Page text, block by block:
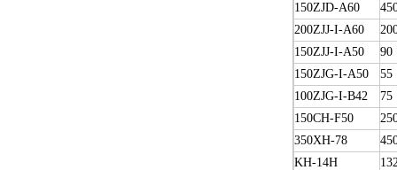
150ZJD-A60
200ZJJ-I-A60
150ZJJ-I-A50
90
150ZJG-I-A50
55
100ZJG-I-B42
75
150CH-F50
350XH-78
KH-14H